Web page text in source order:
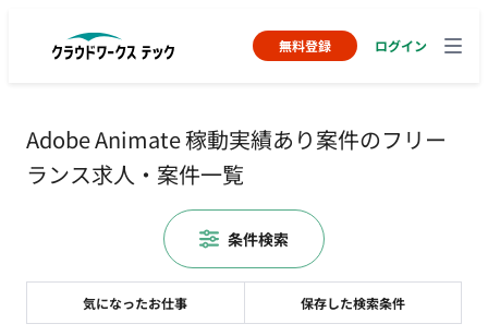
無料登録 ログイン
Adobe Animate 稼動実績あり案件のフリー
ランス求人・案件一覧
気になったお仕事 保存した検索条件
条件検索